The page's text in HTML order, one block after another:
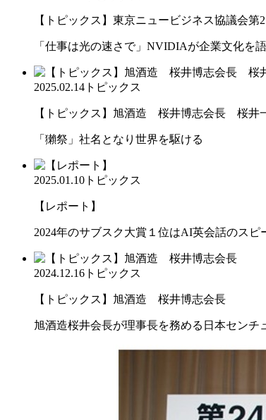
【トピックス】東京ニュービジネス協議会第
「仕事は光の速さで」NVIDIAが企業文化を
2025.02.14 トピックス
【トピックス】旭酒造 桜井博志会長 桜井
「獺祭」社名となり世界を駆ける
2025.01.10 トピックス
【レポート】
2024年のサブスク大賞１位はAI英会話のスピ
2024.12.16 トピックス
【トピックス】旭酒造 桜井博志会長
旭酒造桜井会長が理事長を務める日本セン